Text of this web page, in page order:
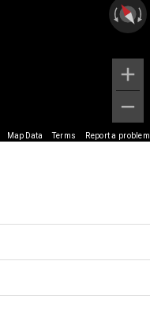
Map Data Terms Report a problem